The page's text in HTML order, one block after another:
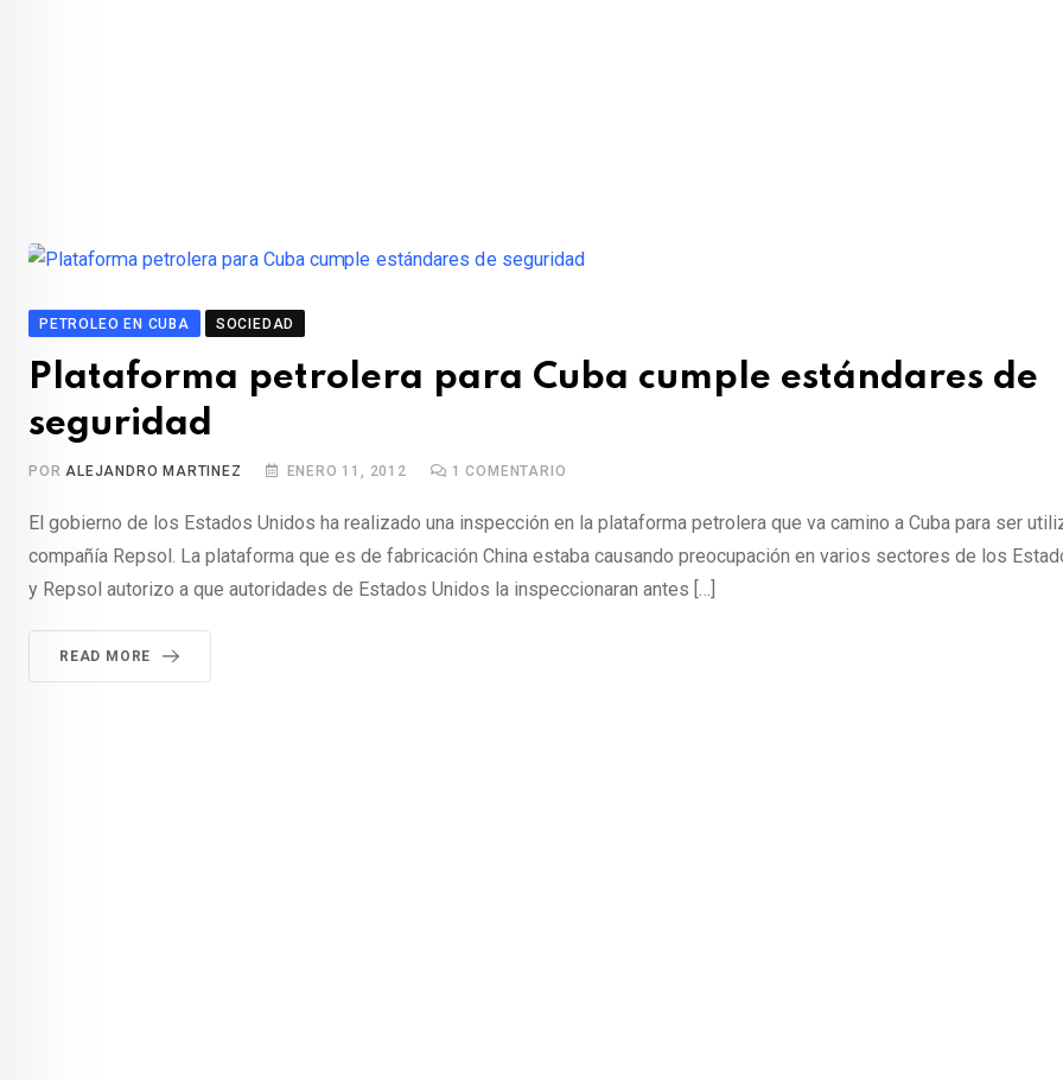
PETROLEO EN CUBA SOCIEDAD
Plataforma petrolera para Cuba cumple estándares de
seguridad
PORALEJANDRO MARTINEZ ENERO 11, 2012 1 COMENTARIO
El gobierno de los Estados Unidos ha realizado una inspección en la plataforma petrolera que va camino a Cuba para ser
compañía Repsol. La plataforma que es de fabricación China estaba causando preocupación en varios sectores de los
y Repsol autorizo a que autoridades de Estados Unidos la inspeccionaran antes […]
READ MORE